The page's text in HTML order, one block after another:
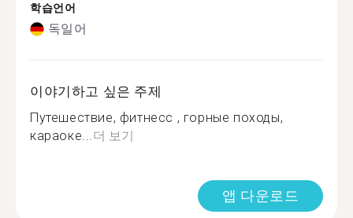
학습언어
독일어
이야기하고 싶은 주제
Путешествие, фитнесс , горные походы,
караоке...더 보기
앱 다운로드